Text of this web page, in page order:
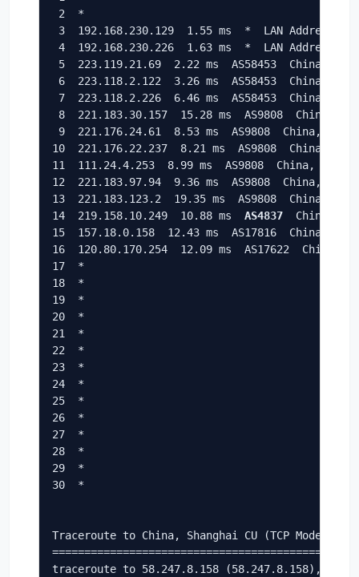
2  *
3  192.168.230.129  1.55 ms  *  LAN Address
4  192.168.230.226  1.63 ms  *  LAN Address
5  223.119.21.69  2.22 ms  AS58453  China,
6  223.118.2.122  3.26 ms  AS58453  China,
7  223.118.2.226  6.46 ms  AS58453  China,
8  221.183.30.157  15.28 ms  AS9808  China,
9  221.176.24.61  8.53 ms  AS9808  China,
10  221.176.22.237  8.21 ms  AS9808  China,
11  111.24.4.253  8.99 ms  AS9808  China,
12  221.183.97.94  9.36 ms  AS9808  China,
13  221.183.123.2  19.35 ms  AS9808  China,
14  219.158.10.249  10.88 ms AS4837
China,
15  157.18.0.158  12.43 ms  AS17816  China,
16  120.80.170.254  12.09 ms  AS17622  China,
17  *
18  *
19  *
20  *
21  *
22  *
23  *
24  *
25  *
26  *
27  *
28  *
29  *
30  *
Traceroute to China, Shanghai CU (TCP Mode, Max
traceroute to 58.247.8.158 (58.247.8.158), 30